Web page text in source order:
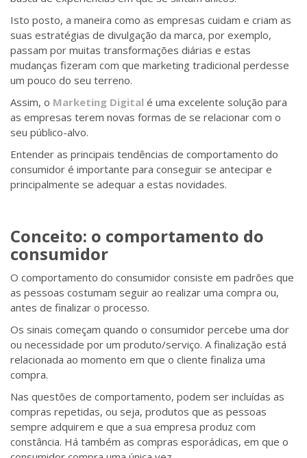
Isto posto, a maneira como as empresas cuidam e criam as
suas estratégias de divulgação da marca, por exemplo,
passam por muitas transformações diárias e estas
mudanças fizeram com que marketing tradicional perdesse
um pouco do seu terreno.
Assim, o Marketing Digital é uma excelente solução para
as empresas terem novas formas de se relacionar com o
seu público-alvo.
Entender as principais tendências de comportamento do
consumidor é importante para conseguir se antecipar e
principalmente se adequar a estas novidades.
Conceito: o comportamento do
consumidor
O comportamento do consumidor consiste em padrões que
as pessoas costumam seguir ao realizar uma compra ou,
antes de finalizar o processo.
Os sinais começam quando o consumidor percebe uma dor
ou necessidade por um produto/serviço. A finalização está
relacionada ao momento em que o cliente finaliza uma
compra.
Nas questões de comportamento, podem ser incluídas as
compras repetidas, ou seja, produtos que as pessoas
sempre adquirem e que a sua empresa produz com
constância. Há também as compras esporádicas, em que o